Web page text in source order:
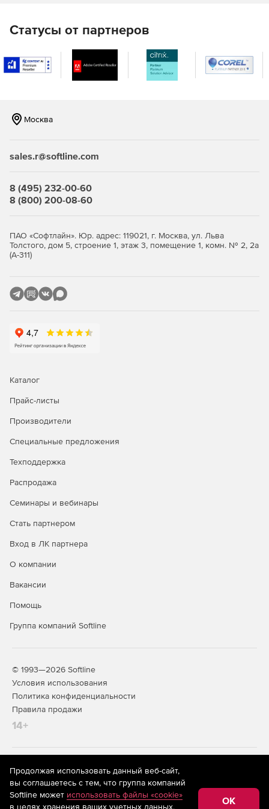
Статусы от партнеров
Москва
sales.r@softline.com
8 (495) 232-00-60
8 (800) 200-08-60
ПАО «Софтлайн». Юр. адрес: 119021, г. Москва, ул. Льва
Толстого, дом 5, строение 1, этаж 3, помещение 1, комн. № 2, 2а
(А-311)
Каталог
Прайс-листы
Производители
Специальные предложения
Техподдержка
Распродажа
Семинары и вебинары
Стать партнером
Вход в ЛК партнера
О компании
Вакансии
Помощь
Группа компаний Softline
© 1993—2026 Softline
Условия использования
Политика конфиденциальности
Правила продажи
14+
На информационном ресурсе store.softline.ru применяются
рекомендательные технологии
(информационные технологии
предоставления информации на основе сбора,
систематизации и анализа сведений, относящихся к
предпочтениям пользователей сети «Интернет»,
Продолжая использовать данный веб-сайт,
вы соглашаетесь с тем, что группа компаний
Softline может использовать файлы «cookie»
в целях хранения ваших учетных данных,
OK